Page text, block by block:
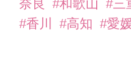
奈良
#和歌山 #三
#香川
#高知 #愛